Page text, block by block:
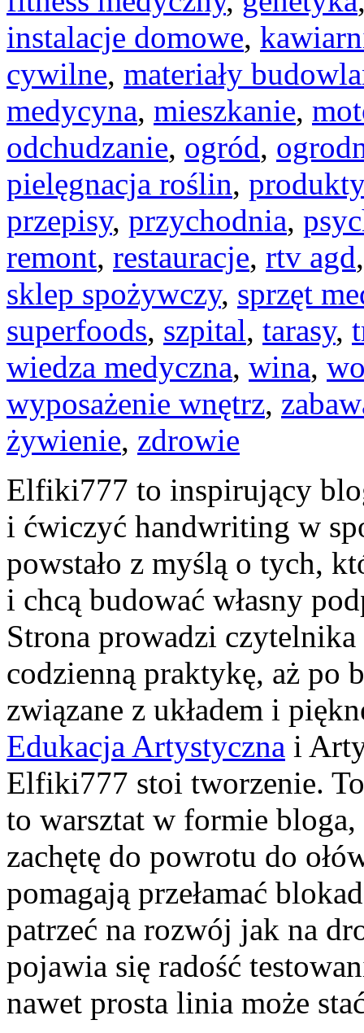
instalacje domowe,
cywilne, materiały
medycyna, mieszkanie,
odchudzanie, ogród,
pielęgnacja roślin,
przepisy, przychodnia,
remont, restauracje, rtv agd
sklep spożywczy, sprzęt
superfoods, szpital, tarasy,
wiedza medyczna, wina,
wyposażenie wnętrz,
żywienie, zdrowie
Elfiki777 to inspirujący
i ćwiczyć handwriting w
powstało z myślą o tych,
i chcą budować własny
Strona prowadzi
codzienną praktykę, aż po
związane z układem i
Edukacja Artystyczna i
Elfiki777 stoi tworzenie.
to warsztat w formie
zachętę do powrotu do
pomagają przełamać
patrzeć na rozwój jak na
pojawia się radość
nawet prosta linia może